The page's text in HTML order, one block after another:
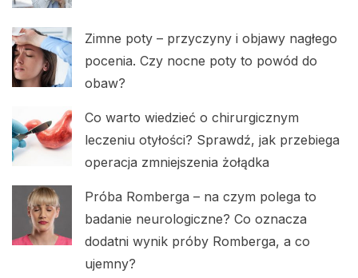
Zimne poty – przyczyny i objawy nagłego
pocenia. Czy nocne poty to powód do
obaw?
Co warto wiedzieć o chirurgicznym
leczeniu otyłości? Sprawdź, jak przebiega
operacja zmniejszenia żołądka
Próba Romberga – na czym polega to
badanie neurologiczne? Co oznacza
dodatni wynik próby Romberga, a co
ujemny?